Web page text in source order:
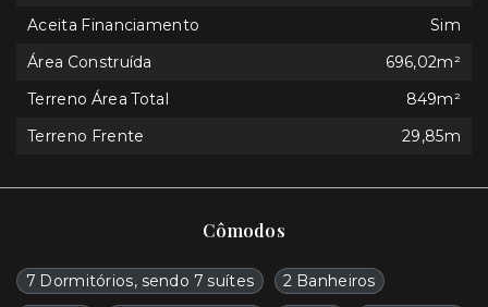
Cômodos
7 Dormitórios, sendo 7 suítes
2 Banheiros
Aceita Financiamento
Sim
Área Construída
696,02m²
Terreno Área Total
849m²
Terreno Frente
29,85m